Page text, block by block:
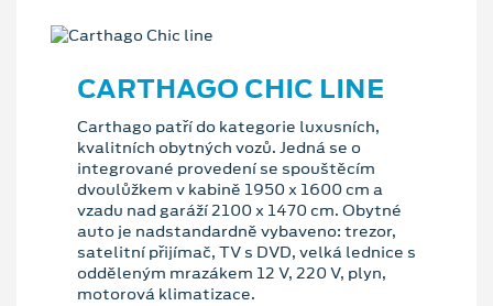
CARTHAGO CHIC LINE
Carthago patří do kategorie luxusních,
kvalitních obytných vozů. Jedná se o
integrované provedení se spouštěcím
dvoulůžkem v kabině 1950 x 1600 cm a
vzadu nad garáží 2100 x 1470 cm. Obytné
auto je nadstandardně vybaveno: trezor,
satelitní přijímač, TV s DVD, velká lednice s
odděleným mrazákem 12 V, 220 V, plyn,
motorová klimatizace.